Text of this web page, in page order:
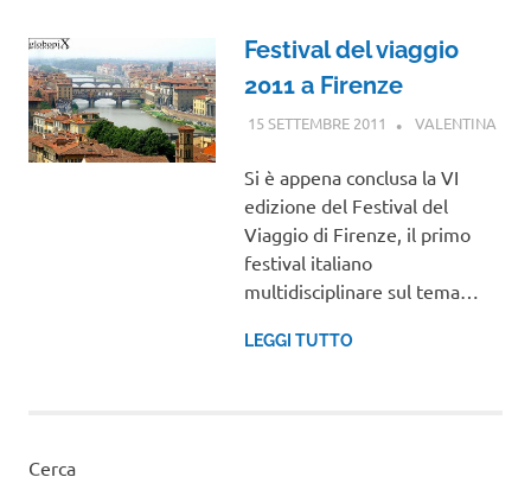
Festival del viaggio
2011 a Firenze
15 SETTEMBRE 2011 VALENTINA
Si è appena conclusa la VI
edizione del Festival del
Viaggio di Firenze, il primo
festival italiano
multidisciplinare sul tema…
LEGGI TUTTO
Cerca